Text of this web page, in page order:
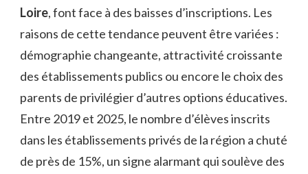
Loire, font face à des baisses d’inscriptions. Les
raisons de cette tendance peuvent être variées :
démographie changeante, attractivité croissante
des établissements publics ou encore le choix des
parents de privilégier d’autres options éducatives.
Entre 2019 et 2025, le nombre d’élèves inscrits
dans les établissements privés de la région a chuté
de près de 15%, un signe alarmant qui soulève des